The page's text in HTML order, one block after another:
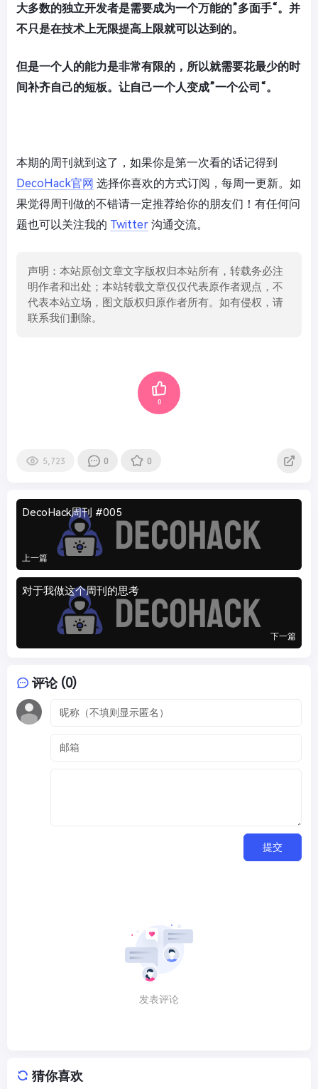
大多数的独立开发者是需要成为一个万能的”多面手“。并
不只是在技术上无限提高上限就可以达到的。
但是一个人的能力是非常有限的，所以就需要花最少的时
间补齐自己的短板。让自己一个人变成”一个公司“。
本期的周刊就到这了，如果你是第一次看的话记得到
DecoHack官网 选择你喜欢的方式订阅，每周一更新。如
果觉得周刊做的不错请一定推荐给你的朋友们！有任何问
题也可以关注我的 Twitter 沟通交流。
声明：本站原创文章文字版权归本站所有，转载务必注
明作者和出处；本站转载文章仅仅代表原作者观点，不
代表本站立场，图文版权归原作者所有。如有侵权，请
联系我们删除。
0
5,723 0 0
DecoHack周刊 #005
上一篇
对于我做这个周刊的思考
下一篇
评论 (0)
提交
发表评论
猜你喜欢